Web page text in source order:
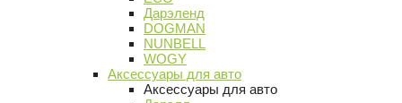
Дарэленд
DOGMAN
NUNBELL
WOGY
Аксессуары для авто
Аксессуары для авто